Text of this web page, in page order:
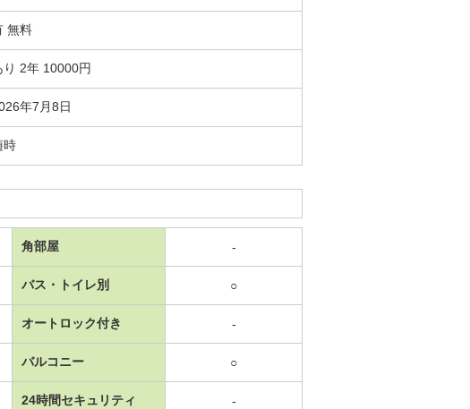
無料
り 2年 10000円
年7月8日
時
角部屋 -
バス・トイレ別 ○
オートロック付き -
バルコニー ○
24時間セキュリティ -